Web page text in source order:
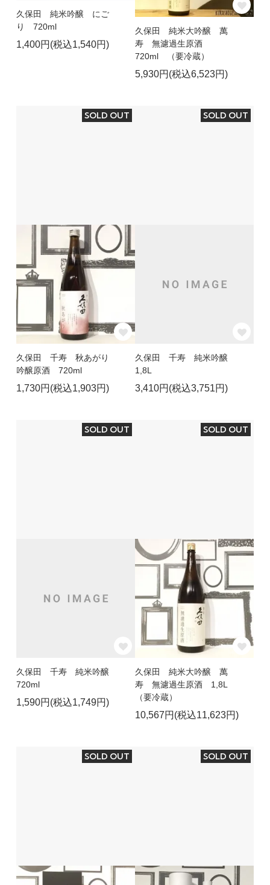
久保田 純米吟醸 にご
り 720ml
1,400円(税込1,540円)
久保田 純米大吟醸 萬
寿 無濾過生原酒
720ml （要冷蔵）
5,930円(税込6,523円)
SOLD OUT
久保田 千寿 秋あがり
吟醸原酒 720ml
1,730円(税込1,903円)
SOLD OUT
久保田 千寿 純米吟醸
1,8L
3,410円(税込3,751円)
SOLD OUT
久保田 千寿 純米吟醸
720ml
1,590円(税込1,749円)
SOLD OUT
久保田 純米大吟醸 萬
寿 無濾過生原酒 1,8L
（要冷蔵）
10,567円(税込11,623円)
SOLD OUT SOLD OUT